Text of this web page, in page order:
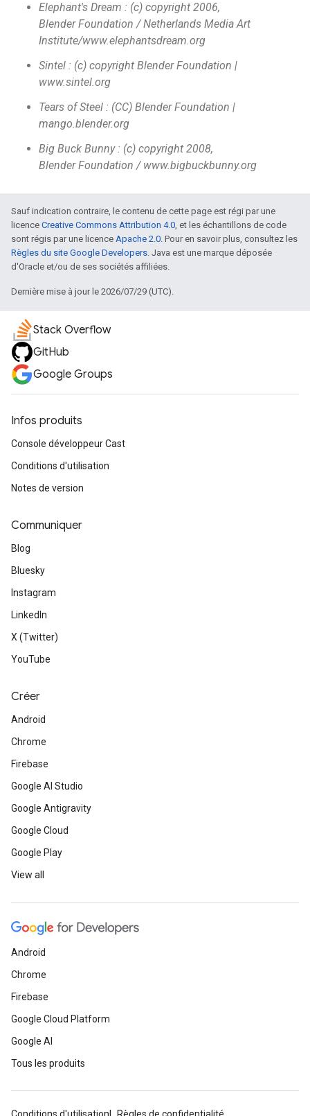
Elephant's Dream : (c) copyright 2006,
Blender Foundation / Netherlands Media Art
Institute/www.elephantsdream.org
Sintel : (c) copyright Blender Foundation |
www.sintel.org
Tears of Steel : (CC) Blender Foundation |
mango.blender.org
Big Buck Bunny : (c) copyright 2008,
Blender Foundation / www.bigbuckbunny.org
Sauf indication contraire, le contenu de cette page est régi par une
licence Creative Commons Attribution 4.0, et les échantillons de code
sont régis par une licence Apache 2.0. Pour en savoir plus, consultez les
Règles du site Google Developers. Java est une marque déposée
d'Oracle et/ou de ses sociétés affiliées.
Dernière mise à jour le 2026/07/29 (UTC).
Stack Overflow
GitHub
Google Groups
Infos produits
Console développeur Cast
Conditions d'utilisation
Notes de version
Communiquer
Blog
Bluesky
Instagram
LinkedIn
X (Twitter)
YouTube
Créer
Android
Chrome
Firebase
Google AI Studio
Google Antigravity
Google Cloud
Google Play
View all
Android
Chrome
Firebase
Google Cloud Platform
Google AI
Tous les produits